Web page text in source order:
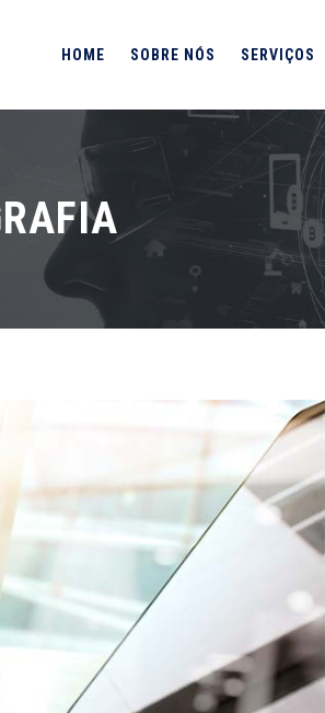
HOME SOBRE NÓS SERVIÇOS